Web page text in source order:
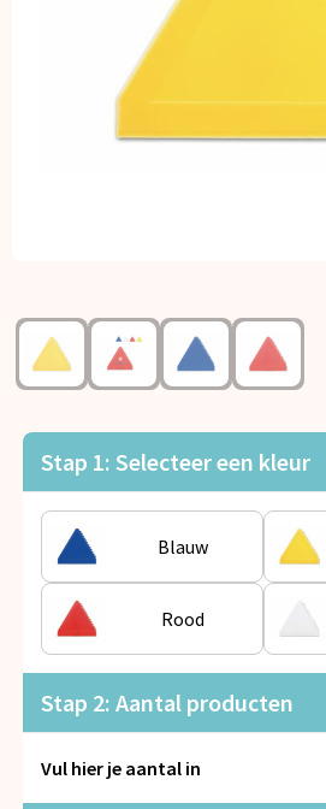
Kinderen, Peuters en Baby's
Klokken, horloges en weerstations
Persoonlijke verzorging
Reisbenodigdheden
Schrijfwaren
Sleutelhangers en Lanyards
Snoepgoed
Spellen voor binnen en buiten
Veiligheid, Auto en Fiets
Vrije tijd en Strand
Stap 1: Selecteer een kleur
Blauw
Rood
Stap 2: Aantal producten
Vul hier je aantal in